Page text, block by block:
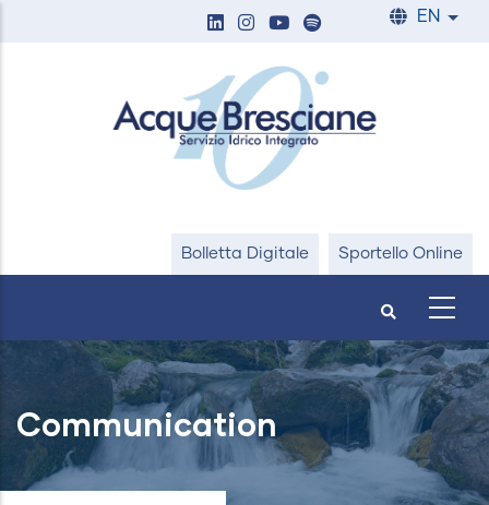
EN List
Bolletta Digitale Sportello Online
Communication